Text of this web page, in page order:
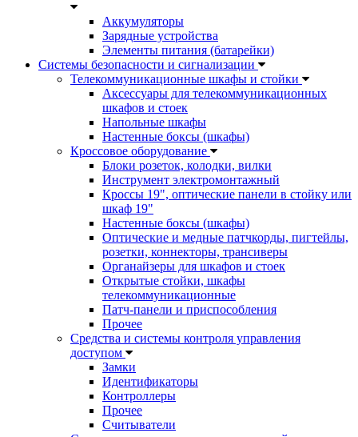
Аккумуляторы
Зарядные устройства
Элементы питания (батарейки)
Системы безопасности и сигнализации
Телекоммуникационные шкафы и стойки
Аксессуары для телекоммуникационных
шкафов и стоек
Напольные шкафы
Настенные боксы (шкафы)
Кроссовое оборудование
Блоки розеток, колодки, вилки
Инструмент электромонтажный
Кроссы 19", оптические панели в стойку или
шкаф 19"
Настенные боксы (шкафы)
Оптические и медные патчкорды, пигтейлы,
розетки, коннекторы, трансиверы
Органайзеры для шкафов и стоек
Открытые стойки, шкафы
телекоммуникационные
Патч-панели и приспособления
Прочее
Средства и системы контроля управления
доступом
Замки
Идентификаторы
Контроллеры
Прочее
Считыватели